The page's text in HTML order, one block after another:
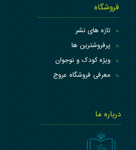
فروشگاه
تازه های نشر
پرفروشترین ها
ویژه کودک و نوجوان
معرفی فروشگاه عروج
درباره ما